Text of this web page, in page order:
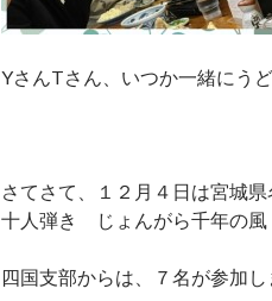
YさんTさん、いつか一緒にう
さてさて、１２月４日は宮城
十人弾き じょんがら千年の風
四国支部からは、７名が参加し